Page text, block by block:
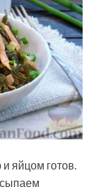
яйцом готов.